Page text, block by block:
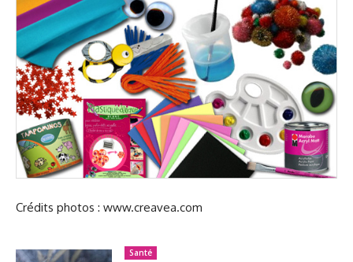
Crédits photos : www.creavea.com
Santé